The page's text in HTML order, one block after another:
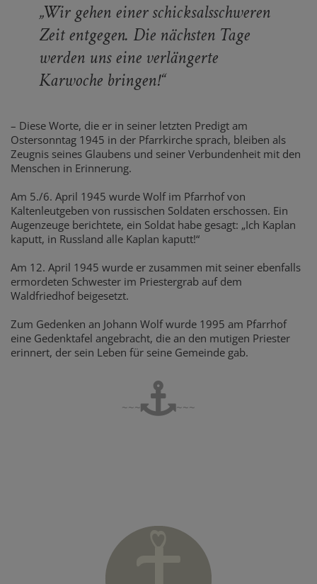
„Wir gehen einer schicksalsschweren
Zeit entgegen. Die nächsten Tage
werden uns eine verlängerte
Karwoche bringen!“
– Diese Worte, die er in seiner letzten Predigt am
Ostersonntag 1945 in der Pfarrkirche sprach, bleiben als
Zeugnis seines Glaubens und seiner Verbundenheit mit den
Menschen in Erinnerung.
Am 5./6. April 1945 wurde Wolf im Pfarrhof von
Kaltenleutgeben von russischen Soldaten erschossen. Ein
Augenzeuge berichtete, ein Soldat habe gesagt: „Ich Kaplan
kaputt, in Russland alle Kaplan kaputt!“
Am 12. April 1945 wurde er zusammen mit seiner ebenfalls
ermordeten Schwester im Priestergrab auf dem
Waldfriedhof beigesetzt.
Zum Gedenken an Johann Wolf wurde 1995 am Pfarrhof
eine Gedenktafel angebracht, die an den mutigen Priester
erinnert, der sein Leben für seine Gemeinde gab.
~~~ ~~~